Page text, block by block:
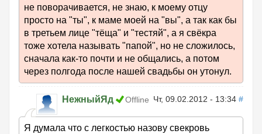
не поворачивается, не знаю, к моему отцу
просто на "ты", к маме моей на "вы", а так как бы
в третьем лице "тёща" и "тестяй", а я свёкра
тоже хотела называть "папой", но не сложилось,
сначала как-то почти и не общались, а потом
через полгода после нашей свадьбы он утонул.
НежныйЯд Offline Чт, 09.02.2012 - 13:34 #
Я думала что с легкостью назову свекровь